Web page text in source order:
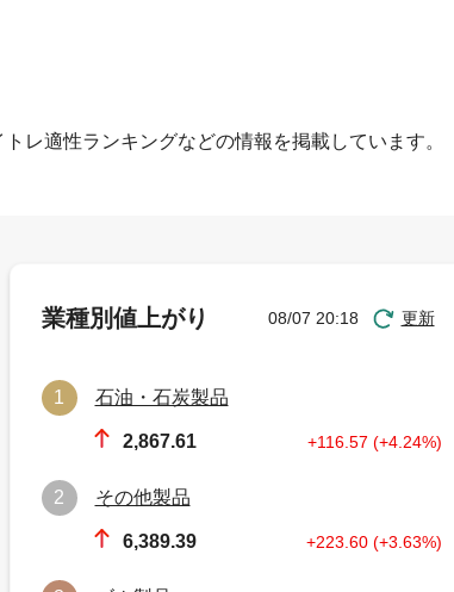
レ適性ランキングなどの情報を掲載しています。